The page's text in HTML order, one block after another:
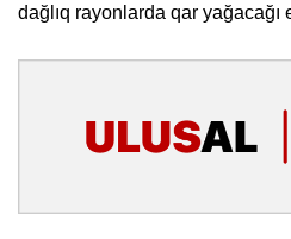
dağlıq rayonlarda qar yağacağı